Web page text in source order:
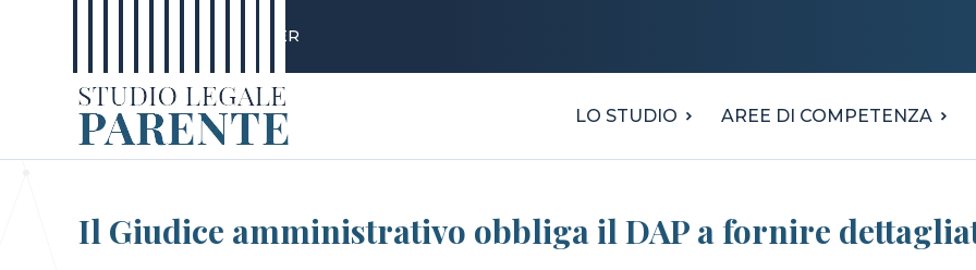
CAREER
LO STUDIO AREE DI COMPETENZA
Il Giudice amministrativo obbliga il DAP a fornire